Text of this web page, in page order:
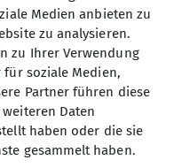
Eifel, Hunsrück,
durch. Unsere
Wanderungen
Bei
Bergwege und
Medien anbieten zu
zu analysieren.
zu Ihrer Verwendung
für soziale Medien,
Partner führen diese
Daten
haben oder die sie
gesammelt haben.